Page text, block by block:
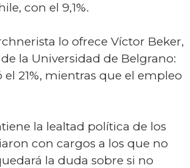
con el 9,1%.
lo ofrece Víctor Beker,
la Universidad de Belgrano:
21%, mientras que el empleo
la lealtad política de los
con cargos a los que no
la duda sobre si no